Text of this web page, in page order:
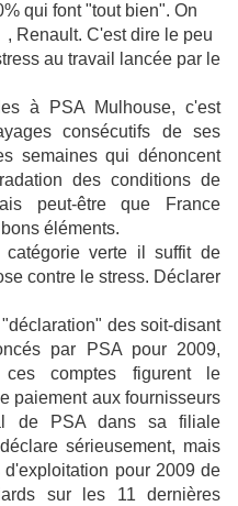
qui font "tout bien". On
Renault. C'est dire le peu
au travail lancée par le
à PSA Mulhouse, c'est
consécutifs de ses
semaines qui dénoncent
des conditions de
peut-être que France
éléments.
verte il suffit de
contre le stress. Déclarer
des soit-disant
par PSA pour 2009,
comptes figurent le
paiement aux fournisseurs
de PSA dans sa filiale
sérieusement, mais
pour 2009 de
sur les 11 dernières